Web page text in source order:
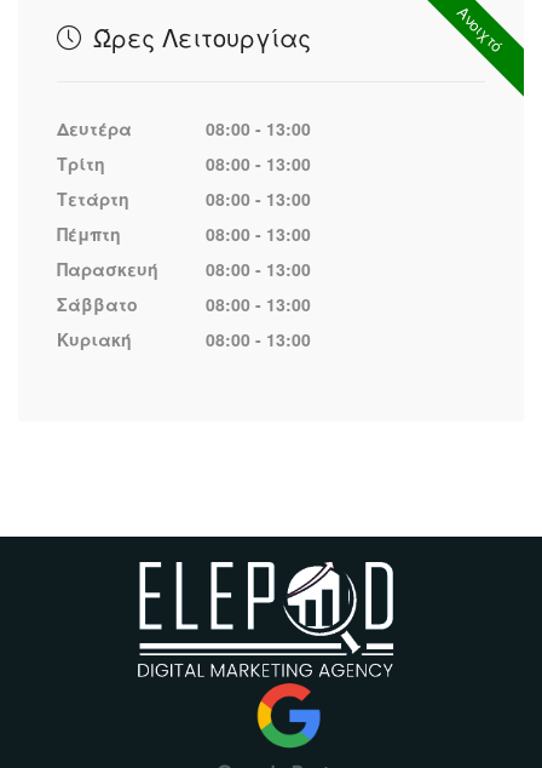
Ανοιχτό
Ώρες Λειτουργίας
Δευτέρα
08:00 - 13:00
Τρίτη
08:00 - 13:00
Τετάρτη
08:00 - 13:00
Πέμπτη
08:00 - 13:00
Παρασκευή
08:00 - 13:00
Σάββατο
08:00 - 13:00
Κυριακή
08:00 - 13:00